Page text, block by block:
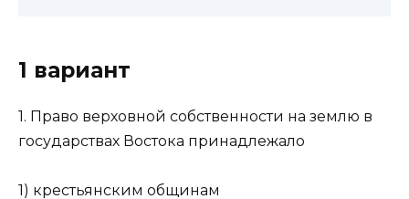
1 вариант
1. Право верховной собственности на землю в
государствах Востока принадлежало
1) крестьянским общинам